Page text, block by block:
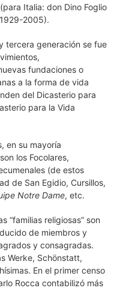
Italia: don Dino Foglio
2005).
tercera generación se fue
fundaciones o
a la forma de vida
del Dicasterio para
para la Vida
en su mayoría
los Focolares,
(de estos
de San Egidio, Cursillos,
Notre Dame, etc.
“familias religiosas” son
de miembros y
y consagradas.
Werke, Schönstatt,
En el primer censo
Rocca contabilizó más